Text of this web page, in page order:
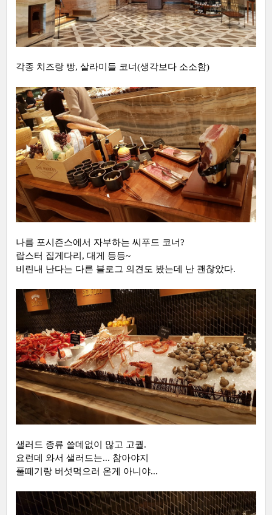
각종 치즈랑 빵, 살라미들 코너(생각보다 소소함)
나름 포시즌스에서 자부하는 씨푸드 코너?
랍스터 집게다리, 대게 등등~
비린내 난다는 다른 블로그 의견도 봤는데 난 괜찮았다.
샐러드 종류 쓸데없이 많고 고퀄.
요런데 와서 샐러드는... 참아야지
풀떼기랑 버섯먹으러 온게 아니야...